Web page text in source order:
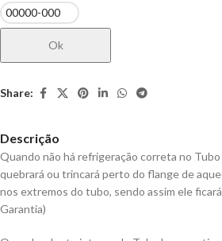
Ok
Share:
Descrição
Quando não há refrigeração correta no
quebrará ou trincará perto do flange de
nos extremos do tubo, sendo assim ele ficará
Garantia)